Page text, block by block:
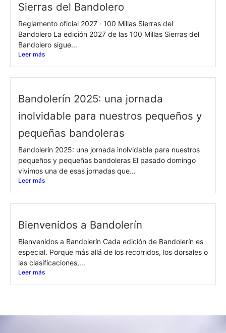
Sierras del Bandolero
Reglamento oficial 2027 · 100 Millas Sierras del
Bandolero La edición 2027 de las 100 Millas Sierras del
Bandolero sigue...
Leer más
Bandolerín 2025: una jornada
inolvidable para nuestros pequeños y
pequeñas bandoleras
Bandolerín 2025: una jornada inolvidable para nuestros
pequeños y pequeñas bandoleras El pasado domingo
vivimos una de esas jornadas que...
Leer más
Bienvenidos a Bandolerín
Bienvenidos a Bandolerín Cada edición de Bandolerín es
especial. Porque más allá de los recorridos, los dorsales o
las clasificaciones,...
Leer más